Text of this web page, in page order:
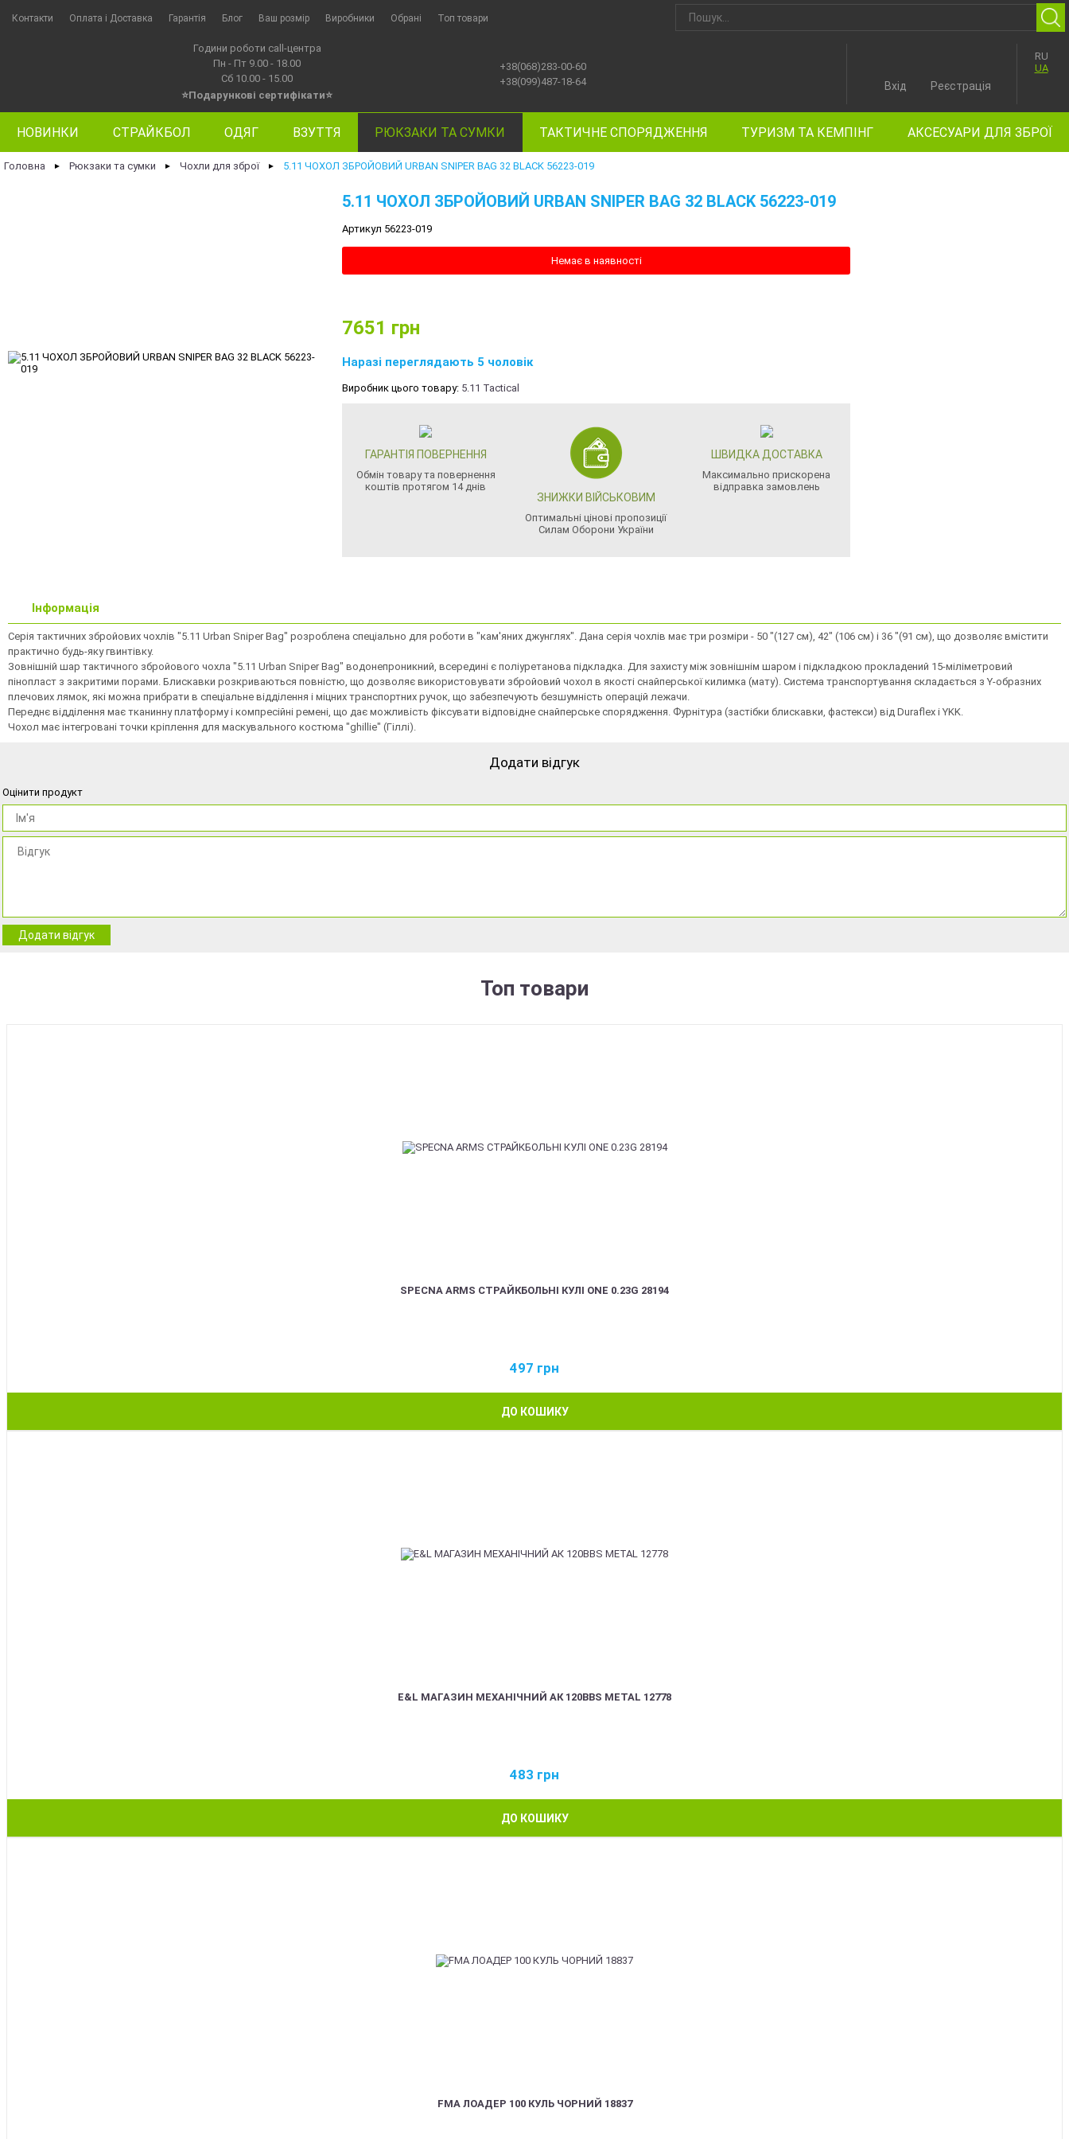
Контакти Оплата i Доставка Гарантія Блог Ваш розмір Виробники Обрані Топ товари
Години роботи call-центра
Пн - Пт 9.00 - 18.00
Сб 10.00 - 15.00
⭐Подарункові сертифікати⭐
+38(068)283-00-60
+38(099)487-18-64
RU
UA
Вхід Реєстрація
НОВИНКИ СТРАЙКБОЛ ОДЯГ ВЗУТТЯ РЮКЗАКИ ТА СУМКИ ТАКТИЧНЕ СПОРЯДЖЕННЯ ТУРИЗМ ТА КЕМПІНГ АКСЕСУАРИ ДЛЯ ЗБРОЇ
Головна ► Рюкзаки та сумки ► Чохли для зброї ► 5.11 ЧОХОЛ ЗБРОЙОВИЙ URBAN SNIPER BAG 32 BLACK 56223-019
5.11 ЧОХОЛ ЗБРОЙОВИЙ URBAN SNIPER BAG 32 BLACK 56223-019
Артикул 56223-019
Немає в наявності
7651 грн
Наразі переглядають 5 чоловік
Виробник цього товару: 5.11 Tactical
ГАРАНТІЯ ПОВЕРНЕННЯ
Обмін товару та повернення
коштів протягом 14 днів
ЗНИЖКИ ВІЙСЬКОВИМ
Оптимальні цінові пропозиції
Силам Оборони України
ШВИДКА ДОСТАВКА
Максимально прискорена
відправка замовлень
Інформація
Серія тактичних збройових чохлів "5.11 Urban Sniper Bag" розроблена спеціально для роботи в "кам'яних джунглях". Дана серія чохлів має три розміри - 50 "(127 см), 42" (106 см) і 36 "(91 см), що дозволяє вмістити
практично будь-яку гвинтівку.
Зовнішній шар тактичного збройового чохла "5.11 Urban Sniper Bag" водонепроникний, всередині є поліуретанова підкладка. Для захисту між зовнішнім шаром і підкладкою прокладений 15-міліметровий
пінопласт з закритими порами. Блискавки розкриваються повністю, що дозволяє використовувати збройовий чохол в якості снайперської килимка (мату). Система транспортування складається з Y-образних
плечових лямок, які можна прибрати в спеціальне відділення і міцних транспортних ручок, що забезпечують безшумність операцій лежачи.
Переднє відділення має тканинну платформу і компресійні ремені, що дає можливість фіксувати відповідне снайперське спорядження. Фурнітура (застібки блискавки, фастекси) від Duraflex і YKK.
Чохол має інтегровані точки кріплення для маскувального костюма "ghillie" (Гіллі).
Додати відгук
Оцінити продукт
Додати відгук
Топ товари
SPECNA ARMS СТРАЙКБОЛЬНІ КУЛІ ONE 0.23G 28194
497 грн
ДО КОШИКУ
E&L МАГАЗИН МЕХАНІЧНИЙ АК 120BBS METAL 12778
483 грн
ДО КОШИКУ
FMA ЛОАДЕР 100 КУЛЬ ЧОРНИЙ 18837